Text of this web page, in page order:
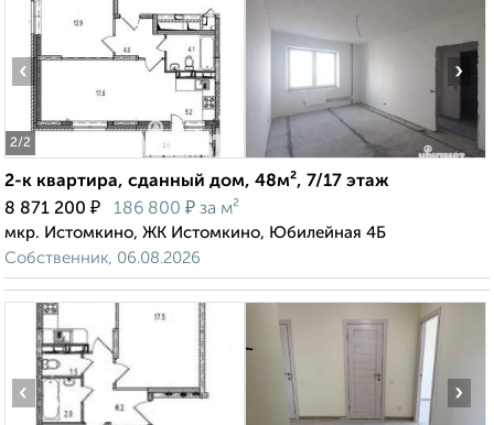
2/2
‹ ›
2-к квартира, сданный дом, 48м², 7/17 этаж
8 871 200 ₽ 186 800 ₽ за м²
мкр. Истомкино, ЖК Истомкино, Юбилейная 4Б
Собственник, 06.08.2026
‹ ›